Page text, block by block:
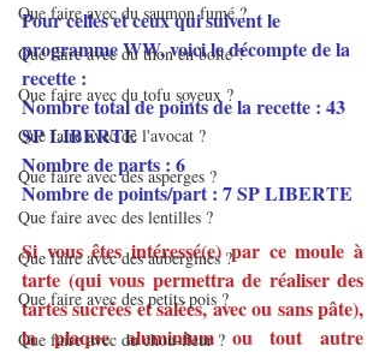
Que faire avec du saumon fumé ?
Que faire avec du thon en boîte ?
Que faire avec du tofu soyeux ?
Que faire avec de l'avocat ?
Que faire avec des asperges ?
Que faire avec des lentilles ?
Que faire avec des aubergines ?
Que faire avec des petits pois ?
Que faire avec du chou-fleur ?
Pour celles et ceux qui suivent le
programme WW, voici le décompte de la
recette :
Nombre total de points de la recette : 43
SP LIBERTE
Nombre de parts : 6
Nombre de points/part : 7 SP LIBERTE
Si vous êtes intéressé(e) par ce moule à
tarte (qui vous permettra de réaliser des
tartes sucrées et salées, avec ou sans pâte),
la plaque aluminium ou tout autre